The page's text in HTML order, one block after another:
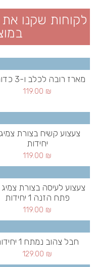
לקוחות שקנו
מארז רובה לכלב ו-3 כדורים
119.00 ₪
יחידות
119.00 ₪
צעצוע לעיסה בצורת
פתח הזנה 1 יחידות
119.00 ₪
חבל צהוב נמתח 1 יחידות
129.00 ₪